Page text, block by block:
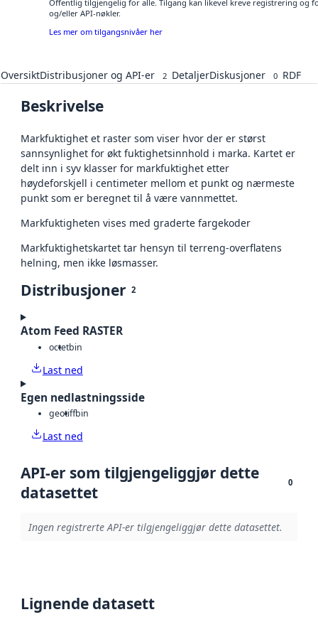
Offentlig tilgjengelig for alle. Tilgang kan likevel kreve registrering og
og/eller API-nøkler.
Les mer om tilgangsnivåer her
OversiktDistribusjoner og API-er 2 DetaljerDiskusjoner 0 RDF
Beskrivelse
Markfuktighet et raster som viser hvor der er størst
sannsynlighet for økt fuktighetsinnhold i marka. Kartet er
delt inn i syv klasser for markfuktighet etter
høydeforskjell i centimeter mellom et punkt og nærmeste
punkt som er beregnet til å være vannmettet.
Markfuktigheten vises med graderte fargekoder
Markfuktighetskartet tar hensyn til terreng-overflatens
helning, men ikke løsmasser.
Distribusjoner 2
Atom Feed RASTER
octetbin
Last ned
Egen nedlastningsside
geotiffbin
Last ned
API-er som tilgjengeliggjør dette
datasettet
0
Ingen registrerte API-er tilgjengeliggjør dette datasettet.
Lignende datasett